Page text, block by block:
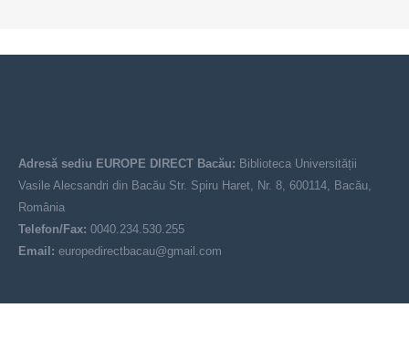
Adresă sediu EUROPE DIRECT Bacău: Biblioteca Universității
Vasile Alecsandri din Bacău Str. Spiru Haret, Nr. 8, 600114, Bacău,
România
Telefon/Fax: 0040.234.530.255
Email: europedirectbacau@gmail.com